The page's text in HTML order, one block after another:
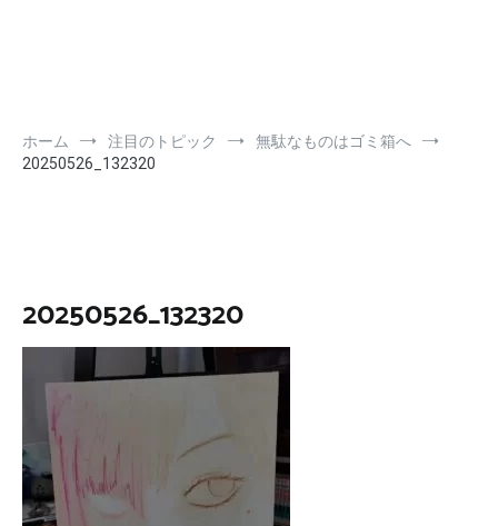
ホーム 注目のトピック
無駄なものはゴミ箱へ
20250526_132320
20250526_132320